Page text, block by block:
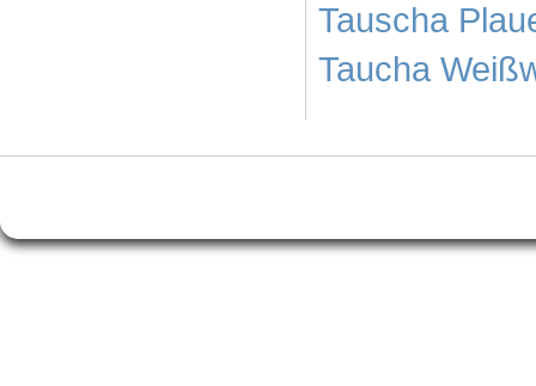
Tauscha
Taucha